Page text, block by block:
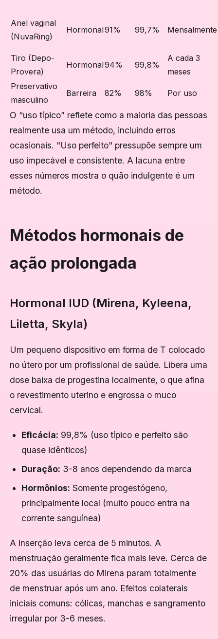
Anel vaginal
(NuvaRing)
Hormonal91% 99,7% Mensalmente
Tiro (Depo-
Provera)
Hormonal94% 99,8%
A cada 3
meses
Preservativo
masculino
Barreira 82% 98% Por uso
O “uso típico” reflete como a maioria das pessoas
realmente usa um método, incluindo erros
ocasionais. "Uso perfeito" pressupõe sempre um
uso impecável e consistente. A lacuna entre
esses números mostra o quão indulgente é um
método.
Métodos hormonais de
ação prolongada
Hormonal IUD (Mirena, Kyleena,
Liletta, Skyla)
Um pequeno dispositivo em forma de T colocado
no útero por um profissional de saúde. Libera uma
dose baixa de progestina localmente, o que afina
o revestimento uterino e engrossa o muco
cervical.
Eficácia: 99,8% (uso típico e perfeito são
quase idênticos)
Duração: 3-8 anos dependendo da marca
Hormônios: Somente progestógeno,
principalmente local (muito pouco entra na
corrente sanguínea)
A inserção leva cerca de 5 minutos. A
menstruação geralmente fica mais leve. Cerca de
20% das usuárias do Mirena param totalmente
de menstruar após um ano. Efeitos colaterais
iniciais comuns: cólicas, manchas e sangramento
irregular por 3-6 meses.